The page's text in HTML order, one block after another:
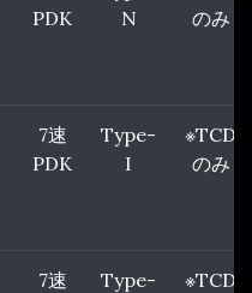
PDK
N
のみ
7速
PDK
Type-
I
※TCD
のみ
7速
Type-
※TCD